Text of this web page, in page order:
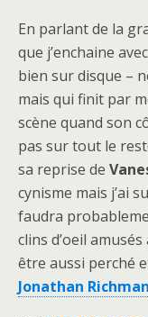
En parlant de la
que j’enchaine
bien sur disque –
mais qui finit par
scène quand son
pas sur tout le
sa reprise de
cynisme mais j’ai
faudra
clins d’oeil
être aussi perché
Jonathan Richman